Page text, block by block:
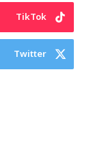
TikTok
Twitter